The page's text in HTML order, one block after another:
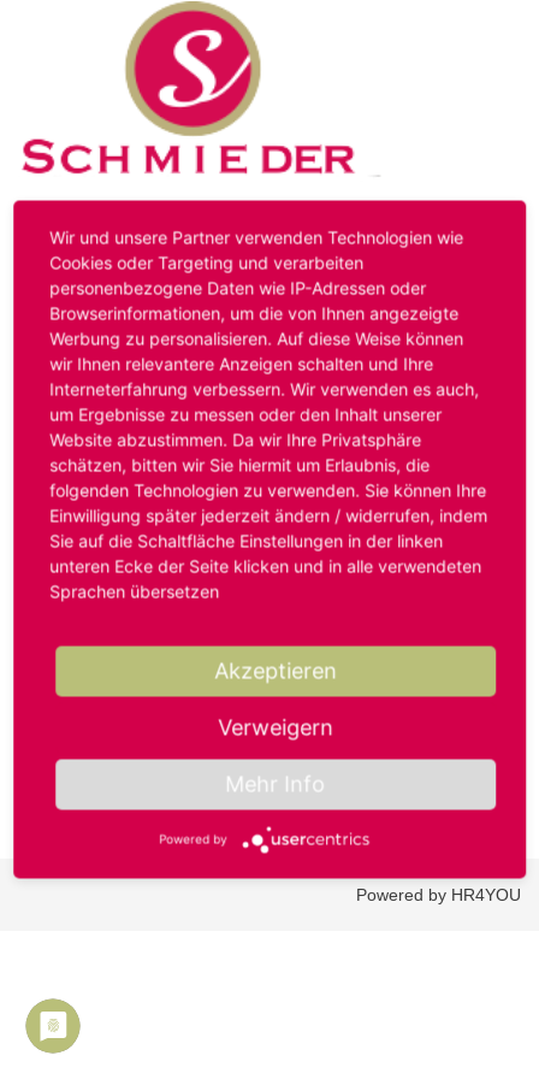
Kontakt Impressum Datenschutz
Hinweis:Das von ihnen aufgerufene Stellenangebot ist
bereits ausgelaufen. Alternative Stellenanzeigen finden
Sie unter:
www.schmieder-personal.de/stellenangebote
Oder Sie bewerben sich
initiativund wir suchen für Sie
passende Stellenangebote.
Anmelden
Benutzername oder E-Mail-Adresse*
Passwort*
Powered by HR4YOU
Wir und unsere Partner verwenden Technologien wie
Cookies oder Targeting und verarbeiten
personenbezogene Daten wie IP-Adressen oder
Browserinformationen, um die von Ihnen angezeigte
Werbung zu personalisieren. Auf diese Weise können
wir Ihnen relevantere Anzeigen schalten und Ihre
Interneterfahrung verbessern. Wir verwenden es auch,
um Ergebnisse zu messen oder den Inhalt unserer
Website abzustimmen. Da wir Ihre Privatsphäre
schätzen, bitten wir Sie hiermit um Erlaubnis, die
folgenden Technologien zu verwenden. Sie können Ihre
Einwilligung später jederzeit ändern / widerrufen, indem
Sie auf die Schaltfläche Einstellungen in der linken
unteren Ecke der Seite klicken und in alle verwendeten
Sprachen übersetzen
Akzeptieren
Verweigern
Mehr Info
Powered by